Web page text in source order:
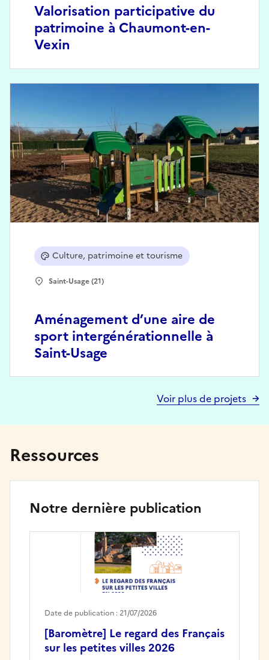
Valorisation participative du
patrimoine à Chaumont-en-
Vexin
Aménagement d’une aire de
sport intergénérationnelle à
Saint-Usage
Culture, patrimoine et tourisme
Saint-Usage (21)
Voir plus de projets
Ressources
Notre dernière publication
[Baromètre] Le regard des Français
sur les petites villes 2026
Date de publication : 21/07/2026